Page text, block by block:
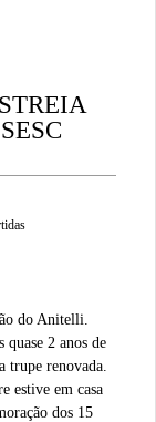
do Anitelli.
quase 2 anos de
trupe renovada.
estive em casa
dos 15